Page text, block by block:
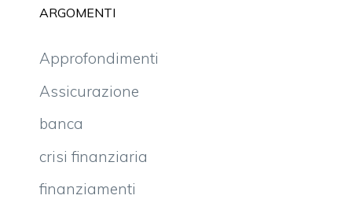
ARGOMENTI
Approfondimenti
Assicurazione
banca
crisi finanziaria
finanziamenti